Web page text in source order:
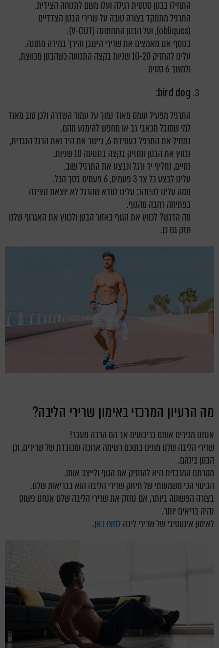
התחילו בבטן סטטית רגילה ועלו משם לתנוחה הצידית.
התרגיל מתמקד בצורה טובה על שרירי הבטן הצדדיים
(obliques), ועל הבטן התחתונה (V-CUT).
בנוסף אנו מאמצים את שרירי הישבן והירך במידה מתונה.
עלינו להחזיק 10-20 שניות בקצה התנועה כשהבטן מכווצת,
ולמשך 6 סטים
bird dog:
התרגיל מפעיל עומס מאוד נמוך על עמוד השדרה ולכן טוב מאוד
למי שסובל מכאבי גב או מחפש להימנע מהם.
נתחיל את התרגיל בעמידת 6, ניישר את היד ואת הרגל הנגדית,
נכווץ את הבטן ונחזיק בקצה בתנועה 10 שניות.
נסיים, נחליף יד ורגל ונבצע את התרגיל שוב.
עלינו לבצע כל צד 3 פעמים, 6 פעמים בסך הכל.
ממה עלינו להיזהר: עלינו לוודא שהרגל לא יוצאת הצידה
בפתיחה רחבה מהגוף.
מה הדגש? לכווץ את הגוף באזור הבטן ולכווץ את האגרוף שלנו
חזק גם כן.
מה הרעיון המרכזי באימון שרירי הליבה?
אנחנו מכירים אותם כריבועים אך הם הרבה מעבר!
שרירי הליבה שלנו מונים בתוכם רשימה ארוכה ומכובדת של שרירים, וכן
הבטן בינהם.
מטרתם המרכזית היא להחזיק את הגוף ולייצב אותו.
הביטוי הכי משמעותי של חיזוק שרירי הליבה הוא בבריאות שלנו.
בצורה הפשוטה ביותר, אם נחזק את שרירי הליבה שלנו אנחנו פשוט
נהיה בריאים יותר.
לאימון אינטסיבי של שרירי ליבהלחצו כאן.